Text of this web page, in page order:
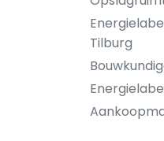
Tilburg